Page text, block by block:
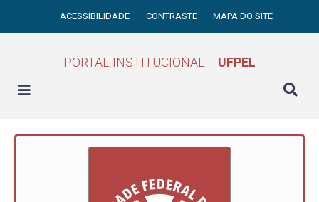
ACESSIBILIDADE CONTRASTE MAPA DO SITE
PORTAL INSTITUCIONAL UFPEL